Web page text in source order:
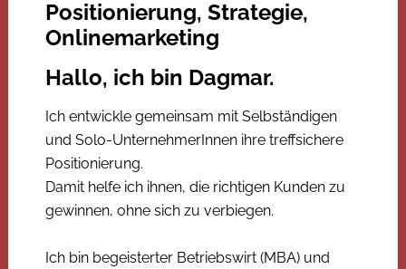
Hallo, ich bin Dagmar.
Ich entwickle gemeinsam mit Selbständigen
und Solo-UnternehmerInnen ihre treffsichere
Positionierung.
Damit helfe ich ihnen, die richtigen Kunden zu
gewinnen, ohne sich zu verbiegen.
Ich bin begeisterter Betriebswirt (MBA) und